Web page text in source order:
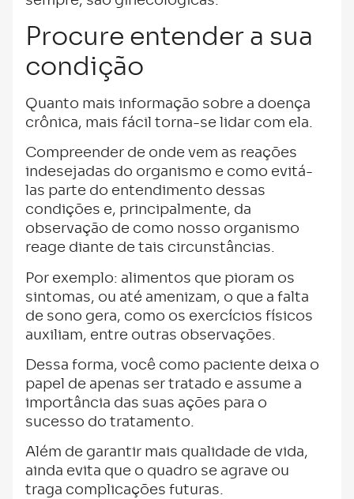
Procure entender a sua
condição
Quanto mais informação sobre a doença
crônica, mais fácil torna-se lidar com ela.
Compreender de onde vem as reações
indesejadas do organismo e como evitá-
las parte do entendimento dessas
condições e, principalmente, da
observação de como nosso organismo
reage diante de tais circunstâncias.
Por exemplo: alimentos que pioram os
sintomas, ou até amenizam, o que a falta
de sono gera, como os exercícios físicos
auxiliam, entre outras observações.
Dessa forma, você como paciente deixa o
papel de apenas ser tratado e assume a
importância das suas ações para o
sucesso do tratamento.
Além de garantir mais qualidade de vida,
ainda evita que o quadro se agrave ou
traga complicações futuras.